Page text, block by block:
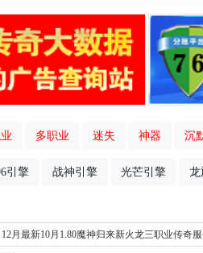
多职业 迷失 神器 沉
引擎 战神引擎 光芒引擎 龙
12月最新10月1.80魔神归来新火龙三职业传奇